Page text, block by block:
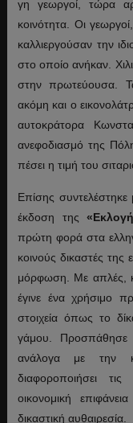
γη γεωργοί, τώρα
κοινότητα. Οι
καλλιεργούσαν την
στο οποίο ανήκαν.
στην πρωτεύουσα.
ακόμη και ο
αυτοκράτορα
ανεφοδιασμό της
πέσει η τιμή του
Επίσης συντελέστηκε
έκδοση της
πρώτη φορά στα
κοινούς δικαστές της
μόρφωση. Με απλές,
έγινε ένα χρήσιμο
στοιχεία όπως το
γάμου. Προσπάθησε
ανάλογα με την
διαφοροποιήσει
οικονομική
δικαστική αυθαιρεσία.